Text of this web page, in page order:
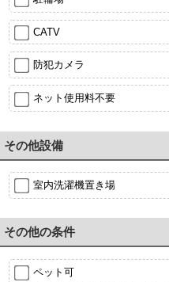
CATV
防犯カメラ
ネット使用料不要
その他設備
室内洗濯機置き場
その他の条件
ペット可